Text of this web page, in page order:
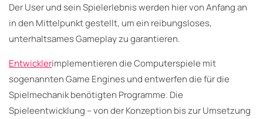
Der User und sein Spielerlebnis werden hier von Anfang an
in den Mittelpunkt gestellt, um ein reibungsloses,
unterhaltsames Gameplay zu garantieren.
Entwicklerimplementieren die Computerspiele mit
sogenannten Game Engines und entwerfen die für die
Spielmechanik benötigten Programme. Die
Spieleentwicklung – von der Konzeption bis zur Umsetzung